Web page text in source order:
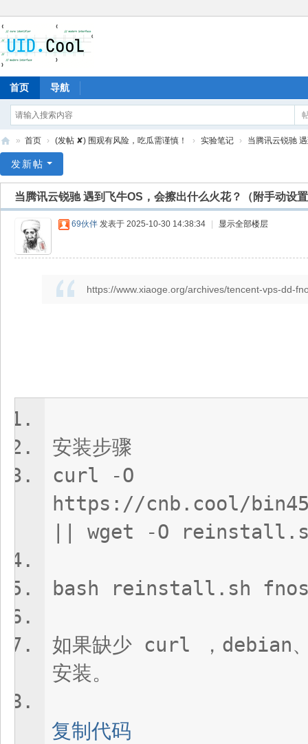
首页 导航
爱
» 首页 › (发帖 ✘) 围观有风险，吃瓜需谨慎！ › 实验笔记 › 当腾讯云锐驰
发新帖
当腾讯云锐驰 遇到飞牛OS，会擦出什么火花？（附手动设
69伙伴 发表于 2025-10-30 14:38:34 显示全部楼层
https://www.xiaoge.org/archives/tencent-vps-dd-
安装步骤
curl -O
https://cnb.cool/
|| wget -O
bash reinstall.sh
如果缺少 curl​ ，debian
安装。
复制代码